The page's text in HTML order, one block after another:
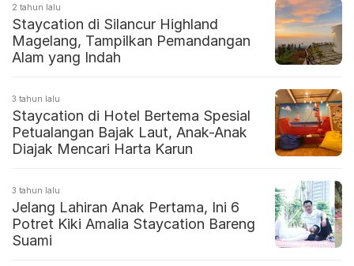
2 tahun lalu
Staycation di Silancur Highland
Magelang, Tampilkan Pemandangan
Alam yang Indah
3 tahun lalu
Staycation di Hotel Bertema Spesial
Petualangan Bajak Laut, Anak-Anak
Diajak Mencari Harta Karun
3 tahun lalu
Jelang Lahiran Anak Pertama, Ini 6
Potret Kiki Amalia Staycation Bareng
Suami